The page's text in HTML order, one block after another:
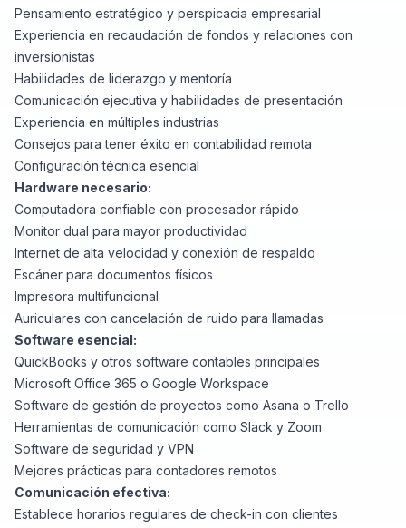
Pensamiento estratégico y perspicacia empresarial
Experiencia en recaudación de fondos y relaciones con
inversionistas
Habilidades de liderazgo y mentoría
Comunicación ejecutiva y habilidades de presentación
Experiencia en múltiples industrias
Consejos para tener éxito en contabilidad remota
Configuración técnica esencial
Hardware necesario:
Computadora confiable con procesador rápido
Monitor dual para mayor productividad
Internet de alta velocidad y conexión de respaldo
Escáner para documentos físicos
Impresora multifuncional
Auriculares con cancelación de ruido para llamadas
Software esencial:
QuickBooks y otros software contables principales
Microsoft Office 365 o Google Workspace
Software de gestión de proyectos como Asana o Trello
Herramientas de comunicación como Slack y Zoom
Software de seguridad y VPN
Mejores prácticas para contadores remotos
Comunicación efectiva:
Establece horarios regulares de check-in con clientes